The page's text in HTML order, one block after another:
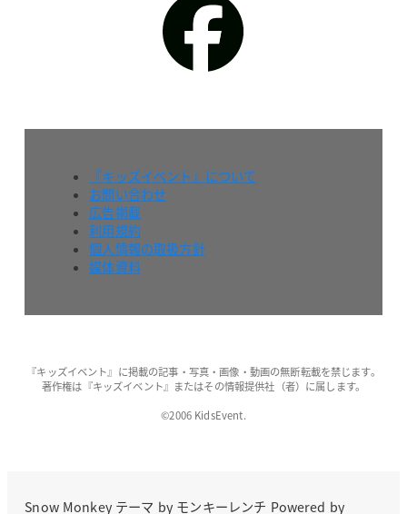
『キッズイベント』について
お問い合わせ
広告掲載
利用規約
個人情報の取扱方針
媒体資料
『キッズイベント』に掲載の記事・写真・画像・動画の無断転載を禁じます。
著作権は『キッズイベント』またはその情報提供社（者）に属します。
©2006 KidsEvent.
Snow Monkeyテーマ by モンキーレンチ Powered by